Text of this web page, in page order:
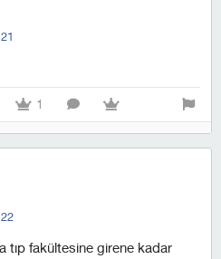
1
tıp fakültesine girene kadar